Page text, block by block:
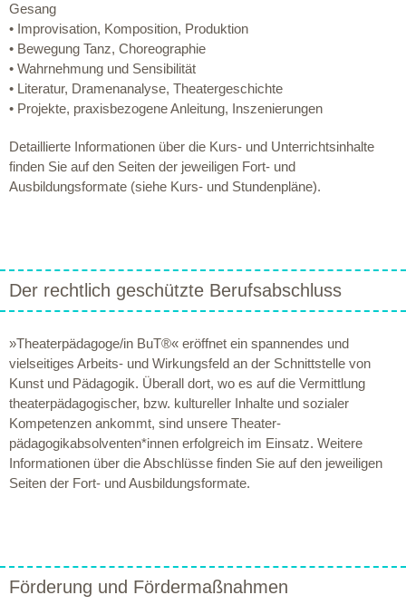
Gesang
• Improvisation, Komposition, Produktion
• Bewegung Tanz, Choreographie
• Wahrnehmung und Sensibilität
• Literatur, Dramenanalyse, Theatergeschichte
• Projekte, praxisbezogene Anleitung, Inszenierungen
Detaillierte Informationen über die Kurs- und Unterrichtsinhalte
finden Sie auf den Seiten der jeweiligen Fort- und
Ausbildungsformate (siehe Kurs- und Stundenpläne).
Der rechtlich geschützte Berufsabschluss
»Theaterpädagoge/in BuT®« eröffnet ein spannendes und
vielseitiges Arbeits- und Wirkungsfeld an der Schnittstelle von
Kunst und Pädagogik. Überall dort, wo es auf die Vermittlung
theaterpädagogischer, bzw. kultureller Inhalte und sozialer
Kompetenzen ankommt, sind unsere Theater­
pädagogikabsolventen*innen erfolgreich im Einsatz. Weitere
Informationen über die Abschlüsse finden Sie auf den jeweiligen
Seiten der Fort- und Ausbildungsformate.
Förderung und Fördermaßnahmen